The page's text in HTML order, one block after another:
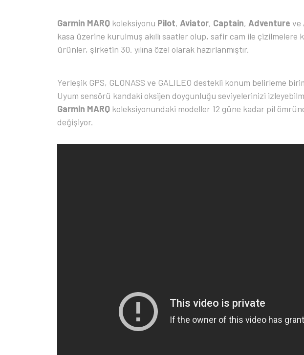
Garmin MARQ koleksiyonu Pilot, Aviator, Captain, Adventure ve
kasa üzerine kurulmuş akıllı saatler olup, safir cam ile çizilmelere
ürünler, şirketin 30. yılına özel olarak hazırlanmıştır.
Yerleşik GPS, GLONASS ve GALILEO destekli konum belirleme
Uyum sensörü kandaki oksijen doygunluğu seviyelerinizi
Garmin MARQ koleksiyonundaki modeller 12 güne kadar pil
değişiyor.